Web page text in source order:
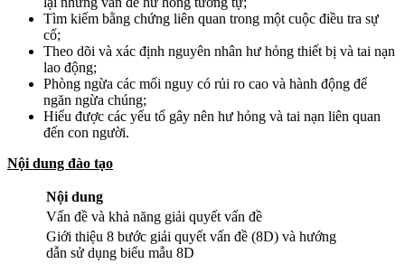
Tìm kiếm bằng chứng liên quan trong một cuộc điều tra sự
cố;
Theo dõi và xác định nguyên nhân hư hỏng thiết bị và tai nạn
lao động;
Phòng ngừa các mối nguy có rủi ro cao và hành động để
ngăn ngừa chúng;
Hiểu được các yếu tố gây nên hư hỏng và tai nạn liên quan
đến con người.
Nội dung đào tạo
Nội dung
Vấn đề và khả năng giải quyết vấn đề
Giới thiệu 8 bước giải quyết vấn đề (8D) và hướng
dẫn sử dụng biểu mẫu 8D